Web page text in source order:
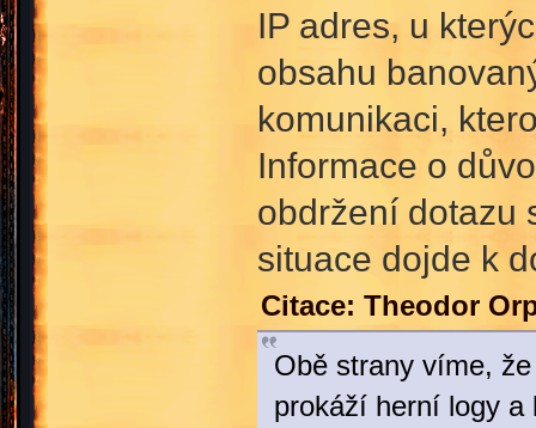
IP adres, u
obsahu
komunikaci,
Informace o
obdržení dotazu
situace dojde k
Citace: Theodor
Obě strany víme,
prokáží herní logy a